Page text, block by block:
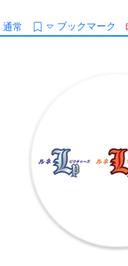
通常 ブックマーク